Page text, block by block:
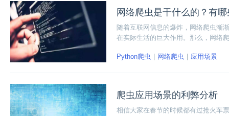
网络爬虫是干什么的？有
随着互联网信息的爆炸，网络爬虫渐
在实际生活的巨大作用。那么，网络
Python爬虫
网络爬虫 应用场景
爬虫应用场景的利弊分析
相信大家在春节的时候都有过抢火车